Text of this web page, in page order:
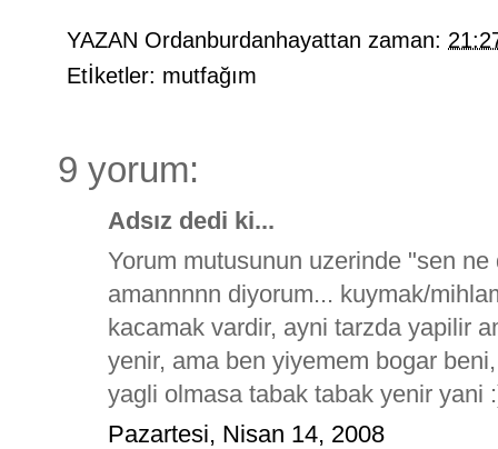
YAZAN Ordanburdanhayattan zaman:
Etİketler: mutfağım
9 yorum:
Adsız dedi ki...
Yorum mutusunun uzerinde "sen
amannnnn diyorum... kuymak/
kacamak vardir, ayni tarzda yapilir
yenir, ama ben yiyemem bogar
yagli olmasa tabak tabak yenir yani
Pazartesi, Nisan 14, 2008